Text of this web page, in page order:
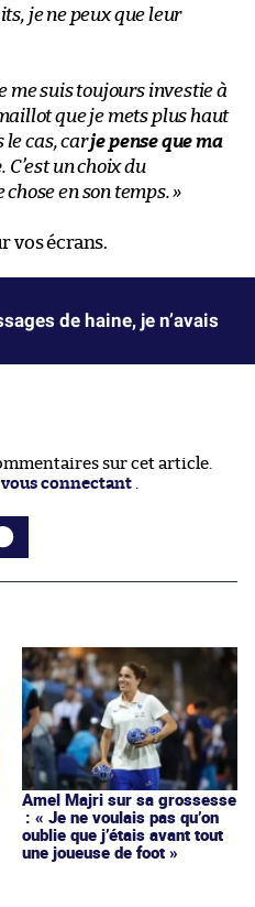
je ne peux que leur
me suis toujours investie à
que je mets plus haut
le cas, carje pense que ma
. C’est un choix du
en son temps.»
vos écrans.
de haine, je n’avais
sur cet article.
connectant
Amel Majri sur sa grossesse
: « Je ne voulais pas qu’on
oublie que j’étais avant tout
une joueuse de foot »